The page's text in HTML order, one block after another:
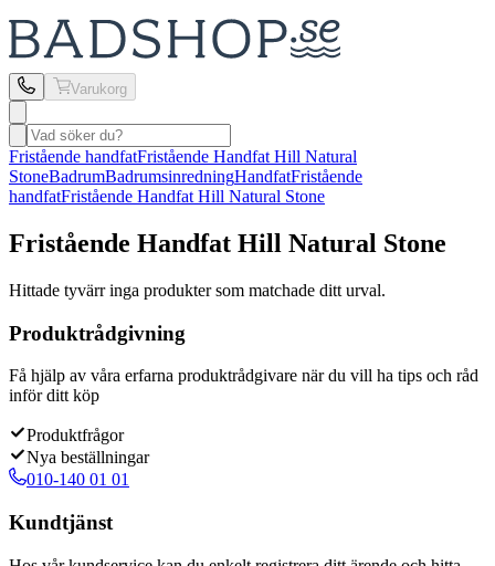
Varukorg
Fristående handfatFristående Handfat Hill Natural
StoneBadrumBadrumsinredningHandfatFristående
handfatFristående Handfat Hill Natural Stone
Fristående Handfat Hill Natural Stone
Hittade tyvärr inga produkter som matchade ditt urval.
Produktrådgivning
Få hjälp av våra erfarna produktrådgivare när du vill ha tips och råd
inför ditt köp
Produktfrågor
Nya beställningar
010-140 01 01
Kundtjänst